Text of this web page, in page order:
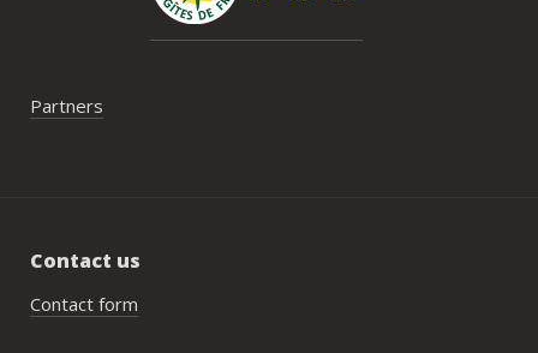
serait un vrai plus à l’avenir.
Partners
Contact us
Contact form